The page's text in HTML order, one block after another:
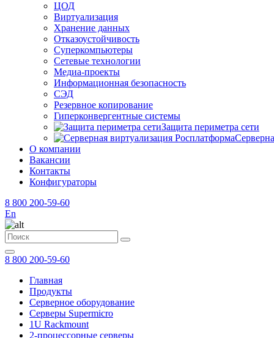
ЦОД
Виртуализация
Хранение данных
Отказоустойчивость
Суперкомпьютеры
Сетевые технологии
Медиа-проекты
Информационная безопасность
СЭД
Резервное копирование
Гиперконвергентные системы
Защита периметра сети
О компании
Вакансии
Контакты
Конфигураторы
8 800 200-59-60
En
8 800 200-59-60
Главная
Продукты
Серверное оборудование
Серверы Supermicro
1U Rackmount
2-процессорные серверы